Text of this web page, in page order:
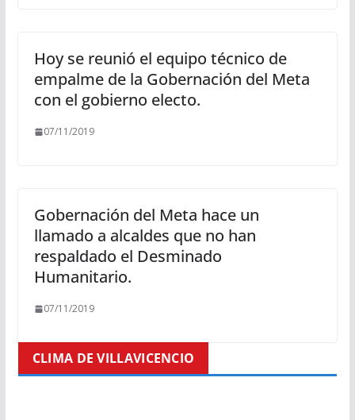
Hoy se reunió el equipo técnico de
empalme de la Gobernación del Meta
con el gobierno electo.
07/11/2019
Gobernación del Meta hace un
llamado a alcaldes que no han
respaldado el Desminado
Humanitario.
07/11/2019
CLIMA DE VILLAVICENCIO